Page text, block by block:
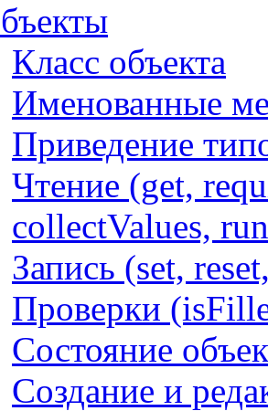
Класс объекта
Именованные
Приведение
Чтение (get,
collectValues,
Запись (set,
Проверки
Состояние
Создание и